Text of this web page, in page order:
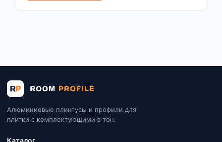
Алюминиевые плинтусы и профили для
плитки с комплектующими в тон.